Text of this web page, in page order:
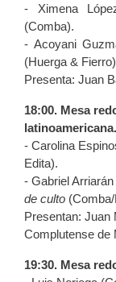
- Ximena
(Comba).
- Acoyani
(Huerga &
Presenta: Juan
18:00. Mesa
latinoamericana.
- Carolina
Edita).
- Gabriel
de culto
Presentan: Juan
Complutense de
19:30. Mesa